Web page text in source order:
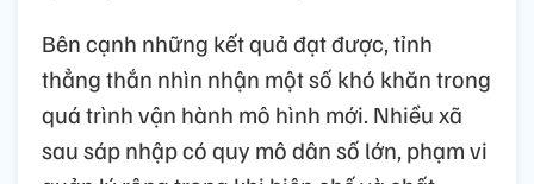
Bên cạnh những kết quả đạt được, tỉnh
thẳng thắn nhìn nhận một số khó khăn trong
quá trình vận hành mô hình mới. Nhiều xã
sau sáp nhập có quy mô dân số lớn, phạm vi